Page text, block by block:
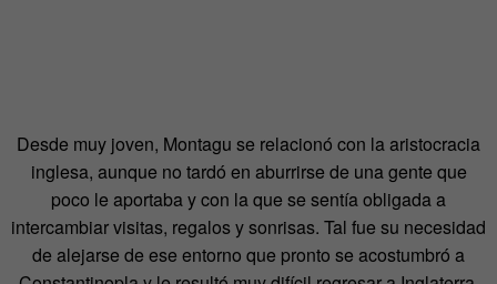
Desde muy joven, Montagu se relacionó con la aristocracia
inglesa, aunque no tardó en aburrirse de una gente que
poco le aportaba y con la que se sentía obligada a
intercambiar visitas, regalos y sonrisas. Tal fue su necesidad
de alejarse de ese entorno que pronto se acostumbró a